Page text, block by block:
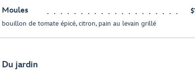
Moules
bouillon de tomate épicé, citron, pain au levain grillé
Du jardin